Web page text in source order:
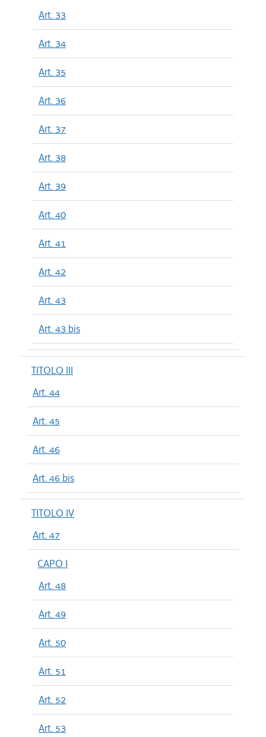
Art. 33
Art. 34
Art. 35
Art. 36
Art. 37
Art. 38
Art. 39
Art. 40
Art. 41
Art. 42
Art. 43
Art. 43 bis
TITOLO III
Art. 44
Art. 45
Art. 46
Art. 46 bis
TITOLO IV
Art. 47
CAPO I
Art. 48
Art. 49
Art. 50
Art. 51
Art. 52
Art. 53